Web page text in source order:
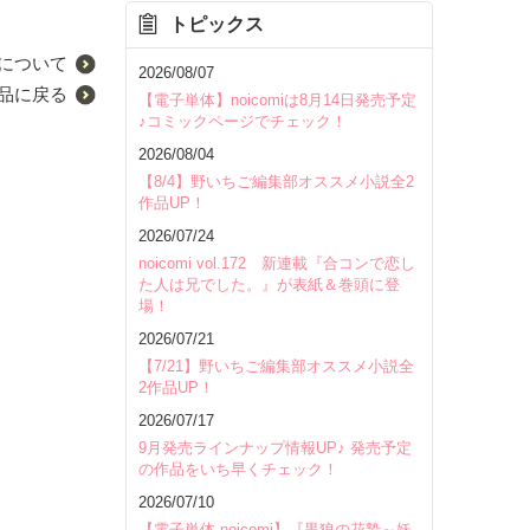
ついて
に戻る
トピックス
2026/08/07
【電子単体】noicomiは8月14日発売予定
♪コミックページでチェック！
2026/08/04
【8/4】野いちご編集部オススメ小説全2
作品UP！
2026/07/24
noicomi vol.172 新連載『合コンで恋し
た人は兄でした。』が表紙＆巻頭に登
場！
2026/07/21
【7/21】野いちご編集部オススメ小説全
2作品UP！
2026/07/17
9月発売ラインナップ情報UP♪ 発売予定
の作品をいち早くチェック！
2026/07/10